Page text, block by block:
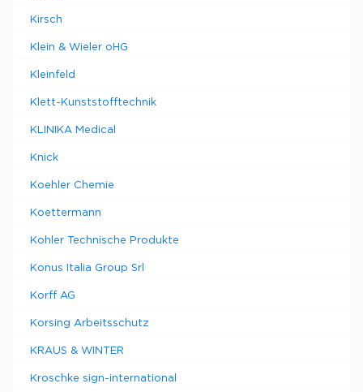
Kirsch
Klein & Wieler oHG
Kleinfeld
Klett-Kunststofftechnik
KLINIKA Medical
Knick
Koehler Chemie
Koettermann
Kohler Technische Produkte
Konus Italia Group Srl
Korff AG
Korsing Arbeitsschutz
KRAUS & WINTER
Kroschke sign-international